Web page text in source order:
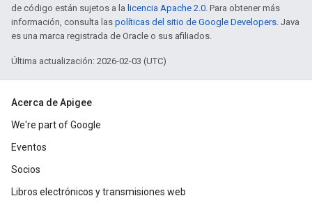
de código están sujetos a la licencia Apache 2.0. Para obtener más
información, consulta las políticas del sitio de Google Developers. Java
es una marca registrada de Oracle o sus afiliados.
Última actualización: 2026-02-03 (UTC)
Acerca de Apigee
We're part of Google
Eventos
Socios
Libros electrónicos y transmisiones web